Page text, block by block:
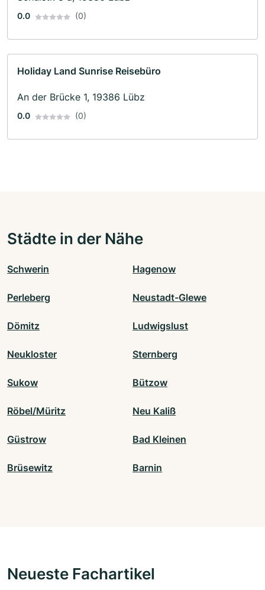
0.0 (0)
Holiday Land Sunrise Reisebüro
An der Brücke 1, 19386 Lübz
0.0 (0)
Städte in der Nähe
Schwerin Hagenow
Perleberg Neustadt-Glewe
Dömitz Ludwigslust
Neukloster Sternberg
Sukow Bützow
Röbel/Müritz Neu Kaliß
Güstrow Bad Kleinen
Brüsewitz Barnin
Neueste Fachartikel